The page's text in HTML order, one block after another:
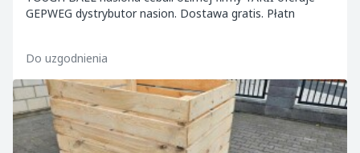
GEPWEG dystrybutor nasion. Dostawa gratis. Płatn
Do uzgodnienia